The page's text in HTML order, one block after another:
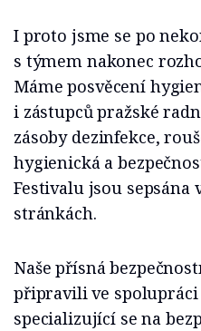
I proto jsme se po
s týmem nakonec
Máme posvěcení
i zástupců pražské
zásoby dezinfekce,
hygienická a
Festivalu jsou sepsána
stránkách.
Naše přísná
připravili ve spolupráci
specializující se na